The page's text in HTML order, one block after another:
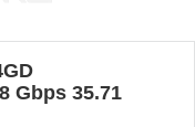
Gbps 35.71